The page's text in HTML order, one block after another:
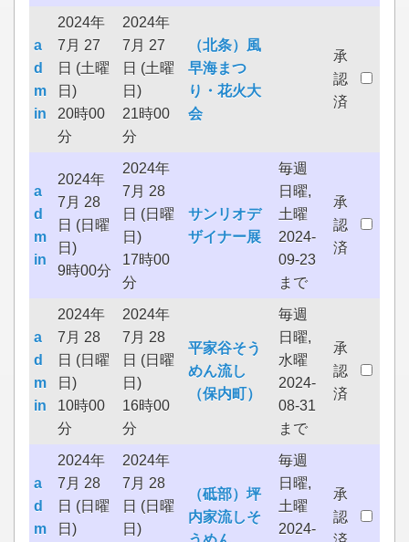
a
d
m
in
2024年
7月 27
日 (土曜
日)
20時00
分
2024年
7月 27
日 (土曜
日)
21時00
分
（北条）風
早海まつ
り・花火大
会
承
認
済
a
d
m
in
2024年
7月 28
日 (日曜
日)
9時00分
2024年
7月 28
日 (日曜
日)
17時00
分
サンリオデ
ザイナー展
毎週
日曜,
土曜
2024-
09-23
まで
承
認
済
a
d
m
in
2024年
7月 28
日 (日曜
日)
10時00
分
2024年
7月 28
日 (日曜
日)
16時00
分
平家谷そう
めん流し
（保内町）
毎週
日曜,
水曜
2024-
08-31
まで
承
認
済
a
d
m
2024年
7月 28
日 (日曜
日)
2024年
7月 28
日 (日曜
日)
（砥部）坪
内家流しそ
毎週
日曜,
土曜
2024-
承
認